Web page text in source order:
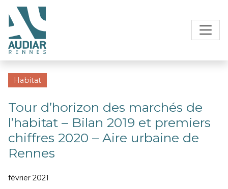
Habitat
Tour d’horizon des marchés de
l’habitat – Bilan 2019 et premiers
chiffres 2020 – Aire urbaine de
Rennes
février 2021